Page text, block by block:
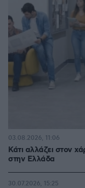
Κάτι αλλάζει στον
στην Ελλάδα
03.08.2026, 11:06
30.07.2026, 15:25